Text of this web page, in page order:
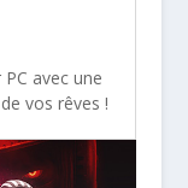
avec une
vos rêves !